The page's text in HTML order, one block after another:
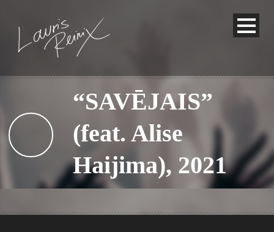
“SAVĒJAIS”
(feat. Alise
Haijima), 2021